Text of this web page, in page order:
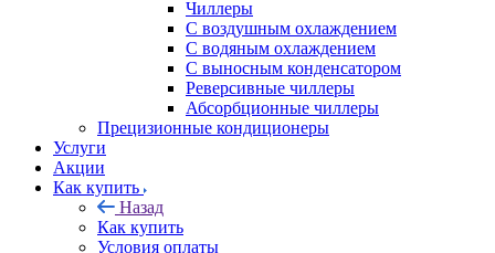
Чиллеры
С воздушным охлаждением
С водяным охлаждением
С выносным конденсатором
Реверсивные чиллеры
Абсорбционные чиллеры
Прецизионные кондиционеры
Услуги
Акции
Как купить
Назад
Как купить
Условия оплаты